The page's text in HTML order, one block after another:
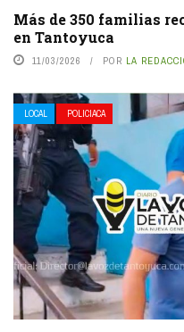
Más de 350 familias
en Tantoyuca
11/03/2026 POR LA
LOCAL POLICIACA